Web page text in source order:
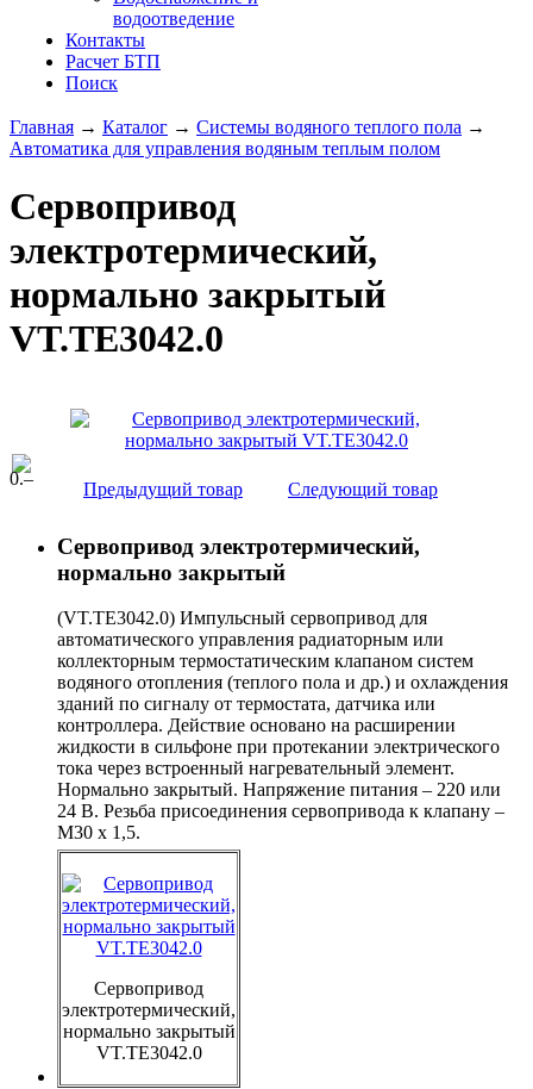
водоотведение
Контакты
Расчет БТП
Поиск
Главная → Каталог → Системы водяного теплого пола →
Автоматика для управления водяным теплым полом
Сервопривод
электротермический,
нормально закрытый
VT.TE3042.0
Предыдущий товар Следующий товар
0.–
Сервопривод электротермический,
нормально закрытый
(VT.TE3042.0) Импульсный сервопривод для
автоматического управления радиаторным или
коллекторным термостатическим клапаном систем
водяного отопления (теплого пола и др.) и охлаждения
зданий по сигналу от термостата, датчика или
контроллера. Действие основано на расширении
жидкости в сильфоне при протекании электрического
тока через встроенный нагревательный элемент.
Нормально закрытый. Напряжение питания – 220 или
24 В. Резьба присоединения сервопривода к клапану –
М30 x 1,5.
Сервопривод
электротермический,
нормально закрытый
VT.TE3042.0